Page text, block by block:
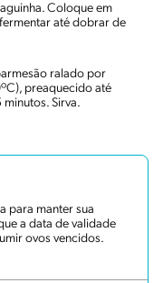
Coloque em
até dobrar de
ralado por
preaquecido até
Sirva.
para manter sua
a data de validade
ovos vencidos.